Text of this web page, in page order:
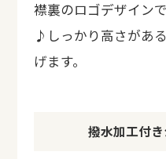
襟裏のロゴデザイン
♪しっかり高さがあ
げます。
撥水加工付